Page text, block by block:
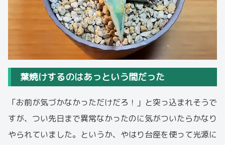
葉焼けするのはあっという間だった
「お前が気づかなかっただけだろ！」と突っ込まれそうで
すが、つい先日まで異常なかったのに気がついたらかなり
やられていました。というか、やはり台座を使って光源に